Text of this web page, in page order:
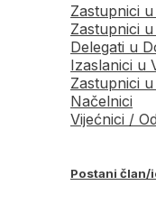
Zastupnici
Zastupnici
Delegati u
Izaslanici u
Zastupnici
Načelnici
Vijećnici /
Postani član/